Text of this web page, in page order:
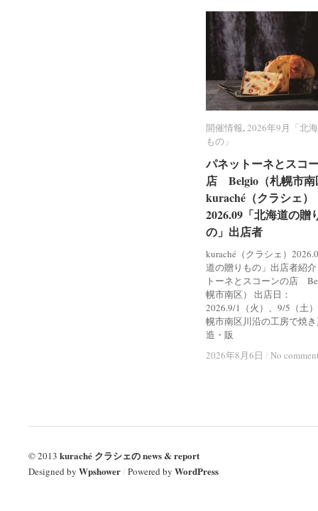
開催情報,2026年9月「北
もの」
パネットーネとスコ
店 Belgio（札幌市南
kuraché（クラシェ）
2026.09「北海道の贈
の」出店者
kuraché（クラシェ）
道の贈りもの」出店者紹
トーネとスコーンの店
幌市南区） 出店日：
2026.9/1（火）、9/5（土
幌市南区川沿の工房で焼
造・販
2026年8月6日 / No
開催情報 2026年9月「北
もの」
パネットーネとスコ
店 Belgio（札幌市南
kuraché（クラシェ）
2026.09「北海道の贈
の」出店者
2026年8月6日 / No
© 2013 kuraché クラシェの news & report
Designed by Wpshower/ Powered by WordPress